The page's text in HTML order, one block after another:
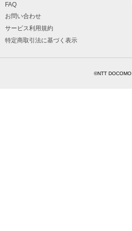
FAQ
お問い合わせ
サービス利用規約
特定商取引法に基づく表示
©NTT DOCOMO